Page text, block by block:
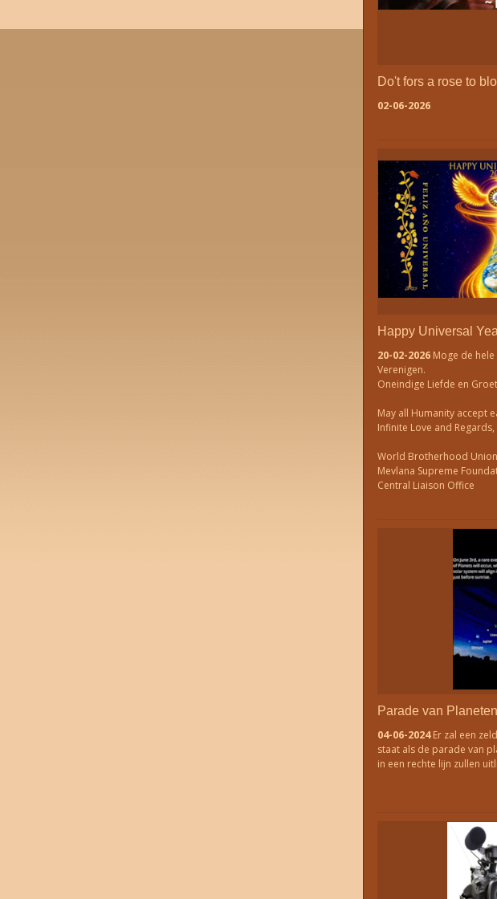
Do't fors a rose to
02-06-2026
Happy Universal
20-02-2026 Moge de
Verenigen.
Oneindige Liefde en
May all Humanity accept
Infinite Love and Regards,
World Brotherhood Union
Mevlana Supreme
Central Liaison Office
Parade van Planeten
04-06-2024Er zal een
staat als de parade van
in een rechte lijn zullen